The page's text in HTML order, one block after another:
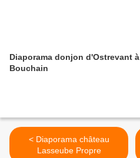
Diaporama donjon d'Ostrevant à
Bouchain
< Diaporama château
Lasseube Propre